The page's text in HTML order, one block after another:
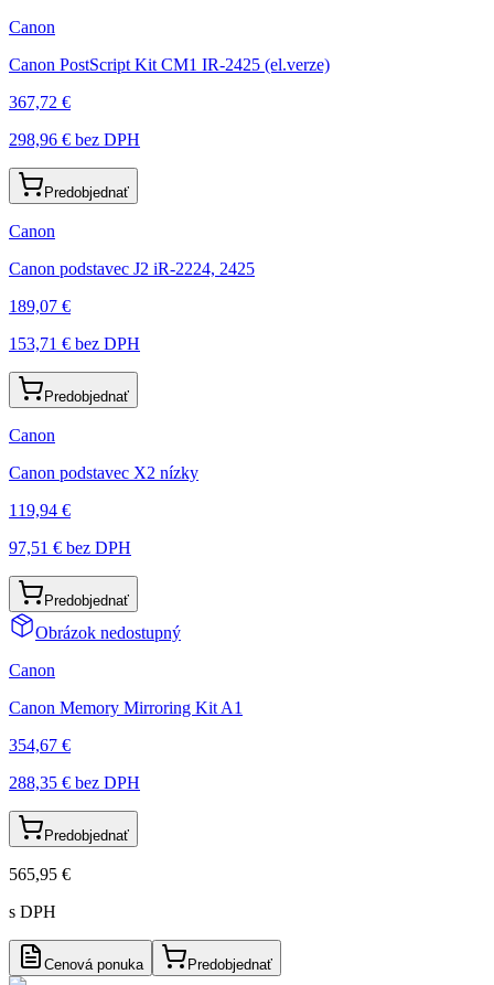
Canon
Canon PostScript Kit CM1 IR-2425 (el.verze)
367,72 €
298,96 € bez DPH
Predobjednať
Canon
Canon podstavec J2 iR-2224, 2425
189,07 €
153,71 € bez DPH
Predobjednať
Canon
Canon podstavec X2 nízky
119,94 €
97,51 € bez DPH
Predobjednať
Obrázok nedostupný
Canon
Canon Memory Mirroring Kit A1
354,67 €
288,35 € bez DPH
Predobjednať
565,95 €
s DPH
Cenová ponuka Predobjednať